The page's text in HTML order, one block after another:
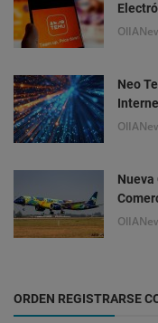
Neo
ORDEN REGISTRARSE